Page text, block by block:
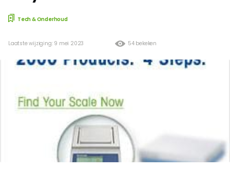
Tech & Onderhoud
54 bekeken
Laatste wijziging: 9 mei 2023